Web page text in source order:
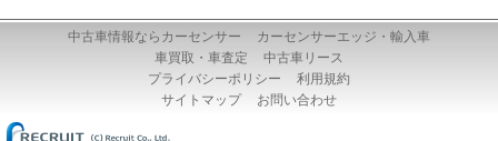
中古車情報ならカーセンサー
カーセンサーエッジ・輸入車
車買取・車査定
中古車リース
プライバシーポリシー
利用規約
サイトマップ
お問い合わせ